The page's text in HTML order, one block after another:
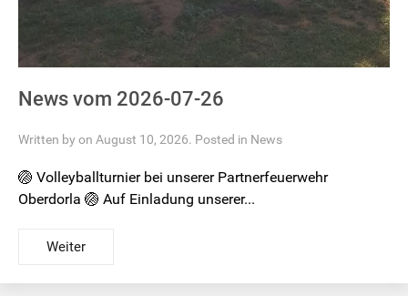
News vom 2026-07-26
Written by on August 10, 2026. Posted in News
🏐 Volleyballturnier bei unserer Partnerfeuerwehr
Oberdorla 🏐 Auf Einladung unserer...
Weiter